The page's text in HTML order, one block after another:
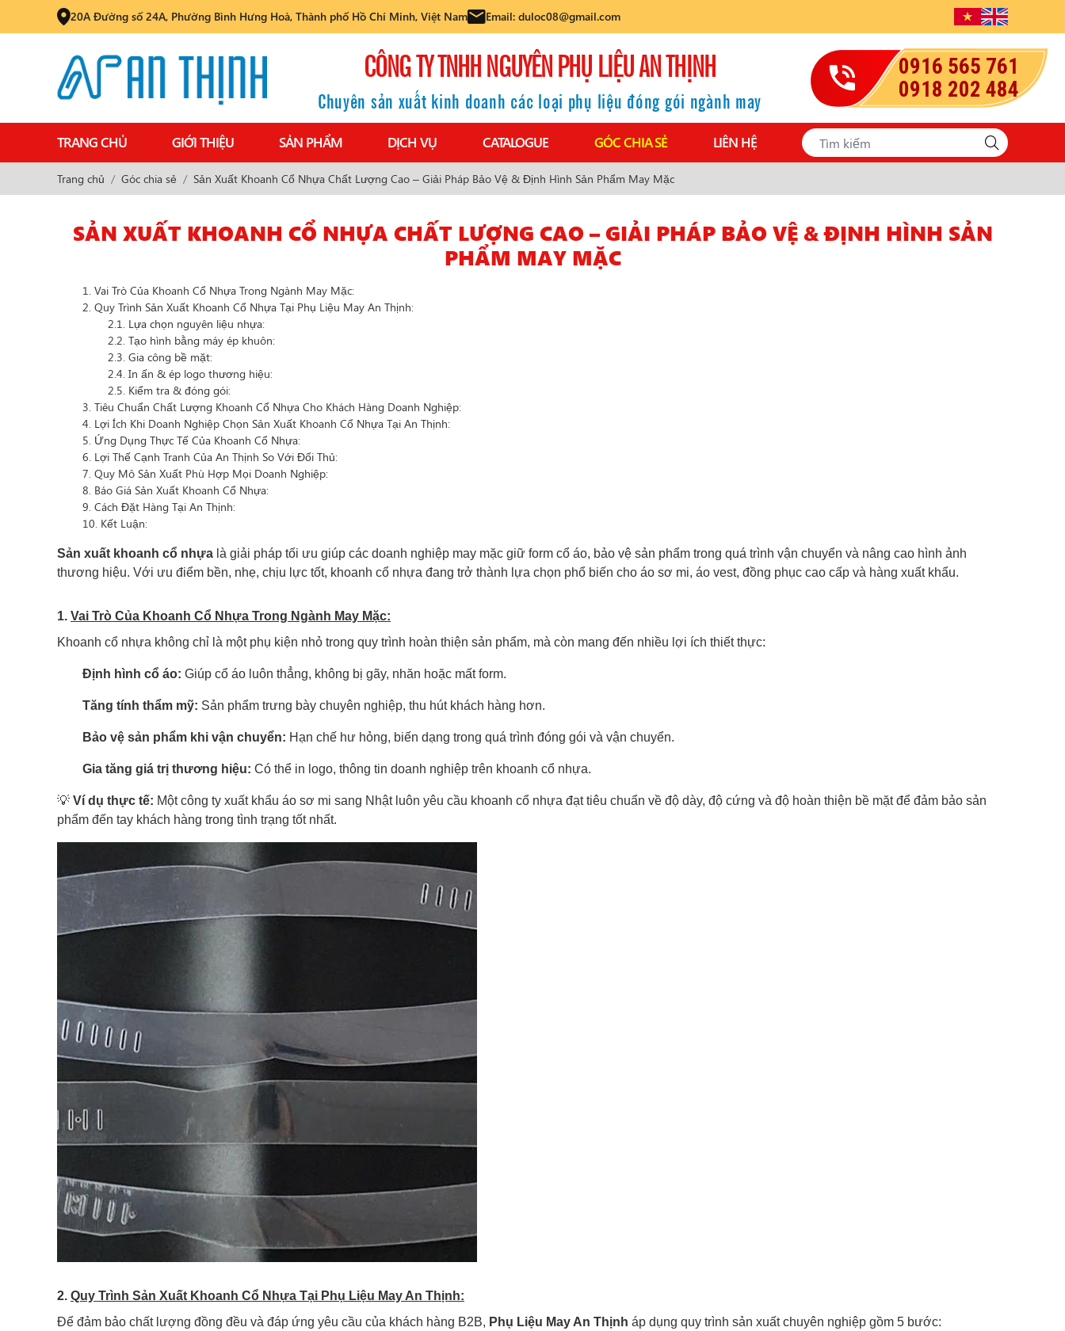
20A Đường số 24A, Phường Bình Hưng Hoà, Thành phố Hồ Chí Minh, Việt Nam Email: duloc08@gmail.com
CÔNG TY TNHH NGUYÊN PHỤ LIỆU AN THỊNH
Chuyên sản xuất kinh doanh các loại phụ liệu đóng gói ngành may
0916 565 761
0918 202 484
TRANG CHỦ GIỚI THIỆU SẢN PHẨM DỊCH VỤ CATALOGUE GÓC CHIA SẺ LIÊN HỆ
Trang chủ Góc chia sẻ Sản Xuất Khoanh Cổ Nhựa Chất Lượng Cao – Giải Pháp Bảo Vệ & Định Hình Sản Phẩm May Mặc
SẢN XUẤT KHOANH CỔ NHỰA CHẤT LƯỢNG CAO – GIẢI PHÁP BẢO VỆ & ĐỊNH HÌNH SẢN
PHẨM MAY MẶC
1. Vai Trò Của Khoanh Cổ Nhựa Trong Ngành May Mặc:
2. Quy Trình Sản Xuất Khoanh Cổ Nhựa Tại Phụ Liệu May An Thịnh:
2.1. Lựa chọn nguyên liệu nhựa:
2.2. Tạo hình bằng máy ép khuôn:
2.3. Gia công bề mặt:
2.4. In ấn & ép logo thương hiệu:
2.5. Kiểm tra & đóng gói:
3. Tiêu Chuẩn Chất Lượng Khoanh Cổ Nhựa Cho Khách Hàng Doanh Nghiệp:
4. Lợi Ích Khi Doanh Nghiệp Chọn Sản Xuất Khoanh Cổ Nhựa Tại An Thịnh:
5. Ứng Dụng Thực Tế Của Khoanh Cổ Nhựa:
6. Lợi Thế Cạnh Tranh Của An Thịnh So Với Đối Thủ:
7. Quy Mô Sản Xuất Phù Hợp Mọi Doanh Nghiệp:
8. Báo Giá Sản Xuất Khoanh Cổ Nhựa:
9. Cách Đặt Hàng Tại An Thịnh:
10. Kết Luận:
Sản xuất khoanh cổ nhựa là giải pháp tối ưu giúp các doanh nghiệp may mặc giữ form cổ áo, bảo vệ sản phẩm trong quá trình vận chuyển và nâng cao hình ảnh
thương hiệu. Với ưu điểm bền, nhẹ, chịu lực tốt, khoanh cổ nhựa đang trở thành lựa chọn phổ biến cho áo sơ mi, áo vest, đồng phục cao cấp và hàng xuất khẩu.
1. Vai Trò Của Khoanh Cổ Nhựa Trong Ngành May Mặc:
Khoanh cổ nhựa không chỉ là một phụ kiện nhỏ trong quy trình hoàn thiện sản phẩm, mà còn mang đến nhiều lợi ích thiết thực:
Định hình cổ áo: Giúp cổ áo luôn thẳng, không bị gãy, nhăn hoặc mất form.
Tăng tính thẩm mỹ: Sản phẩm trưng bày chuyên nghiệp, thu hút khách hàng hơn.
Bảo vệ sản phẩm khi vận chuyển: Hạn chế hư hỏng, biến dạng trong quá trình đóng gói và vận chuyển.
Gia tăng giá trị thương hiệu: Có thể in logo, thông tin doanh nghiệp trên khoanh cổ nhựa.
💡 Ví dụ thực tế: Một công ty xuất khẩu áo sơ mi sang Nhật luôn yêu cầu khoanh cổ nhựa đạt tiêu chuẩn về độ dày, độ cứng và độ hoàn thiện bề mặt để đảm bảo sản
phẩm đến tay khách hàng trong tình trạng tốt nhất.
2. Quy Trình Sản Xuất Khoanh Cổ Nhựa Tại Phụ Liệu May An Thịnh:
Để đảm bảo chất lượng đồng đều và đáp ứng yêu cầu của khách hàng B2B, Phụ Liệu May An Thịnh áp dụng quy trình sản xuất chuyên nghiệp gồm 5 bước: